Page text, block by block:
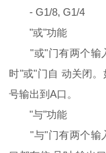
- G1/8, G1/4
"或"功能
"或"门有两个输入
时"或"门自 动关闭
号输出到A口。
"与"功能
"与"门有两个输入